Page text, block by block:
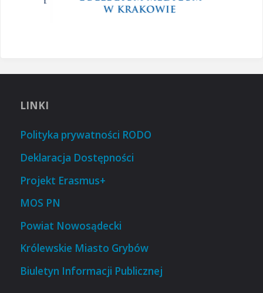
LINKI
Polityka prywatności RODO
Deklaracja Dostępności
Projekt Erasmus+
MOS PN
Powiat Nowosądecki
Królewskie Miasto Grybów
Biuletyn Informacji Publicznej